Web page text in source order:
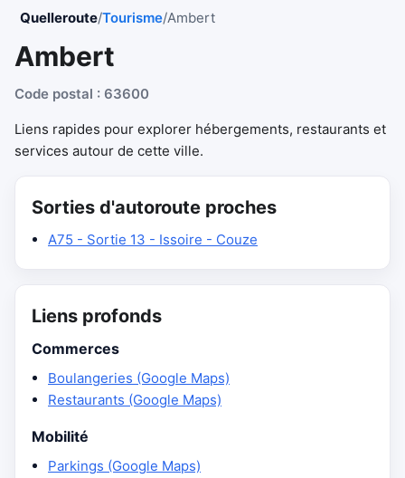
Quelleroute/Tourisme/Ambert
Ambert
Code postal : 63600
Liens rapides pour explorer hébergements, restaurants et
services autour de cette ville.
Sorties d'autoroute proches
A75 - Sortie 13 - Issoire - Couze
Liens profonds
Commerces
Boulangeries (Google Maps)
Restaurants (Google Maps)
Mobilité
Parkings (Google Maps)